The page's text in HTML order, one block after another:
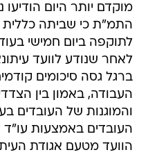
מוקדם יותר היום
התמ"ת כי שביתה כללית
לתוקפה ביום חמישי
לאחר שנודע לוועד
ברגל גסה סיכומים
העבודה, באמון בין
והמוגנות של העובדים
העובדים באמצעות עו"ד
הוועד מטעם אגודת